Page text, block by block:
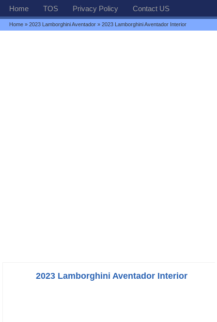
Home TOS Privacy Policy Contact US
Home »2023 Lamborghini Aventador » 2023 Lamborghini Aventador Interior
2023 Lamborghini Aventador Interior